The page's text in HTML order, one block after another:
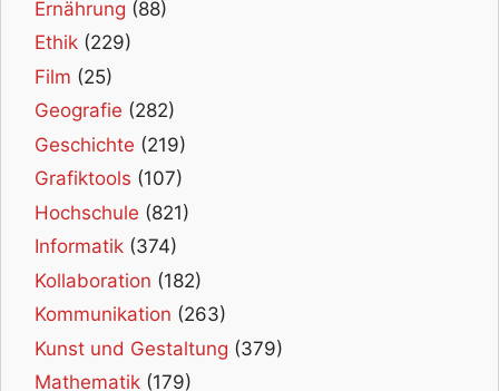
Ernährung (88)
Ethik (229)
Film (25)
Geografie (282)
Geschichte (219)
Grafiktools (107)
Hochschule (821)
Informatik (374)
Kollaboration (182)
Kommunikation (263)
Kunst und Gestaltung (379)
Mathematik (179)